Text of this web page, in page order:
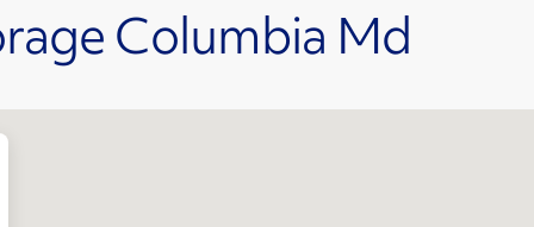
Columbia Md